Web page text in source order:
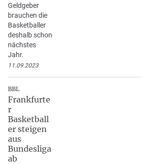
Geldgeber
brauchen die
Basketballer
deshalb schon
nächstes
Jahr.
11.09.2023
BBL
Frankfurte
r
Basketball
er steigen
aus
Bundesliga
ab